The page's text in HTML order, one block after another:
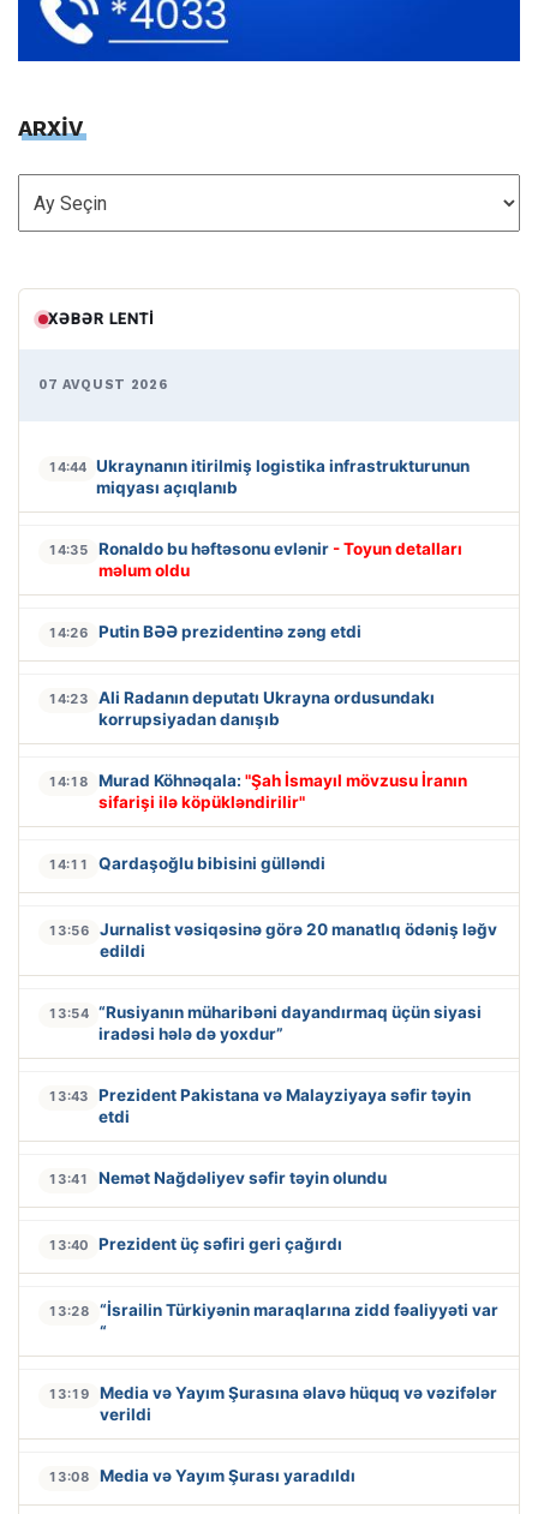
ARXİV
ARXİV
XƏBƏR LENTI
07 AVQUST 2026
14:44 Ukraynanın itirilmiş logistika infrastrukturunun
miqyası açıqlanıb
14:35 Ronaldo bu həftəsonu evlənir - Toyun detalları
məlum oldu
14:26 Putin BƏƏ prezidentinə zəng etdi
14:23
Ali Radanın deputatı Ukrayna ordusundakı
korrupsiyadan danışıb
14:18 Murad Köhnəqala: "Şah İsmayıl mövzusu İranın
sifarişi ilə köpükləndirilir"
14:11 Qardaşoğlu bibisini gülləndi
13:56
Jurnalist vəsiqəsinə görə 20 manatlıq ödəniş ləğv
edildi
13:54 “Rusiyanın müharibəni dayandırmaq üçün siyasi
iradəsi hələ də yoxdur”
13:43
Prezident Pakistana və Malayziyaya səfir təyin
etdi
13:41 Nemət Nağdəliyev səfir təyin olundu
13:40 Prezident üç səfiri geri çağırdı
13:28
“İsrailin Türkiyənin maraqlarına zidd fəaliyyəti var
“
13:19
Media və Yayım Şurasına əlavə hüquq və vəzifələr
verildi
13:08 Media və Yayım Şurası yaradıldı